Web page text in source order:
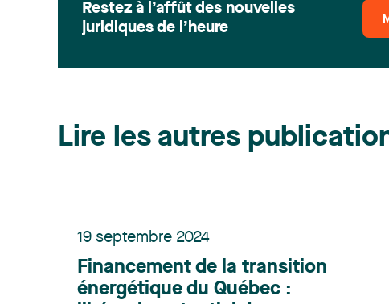
Restez à l’affût des nouvelles
juridiques de l’heure
Lire les autres
19 septembre 2024
Financement de la transition
énergétique du Québec :